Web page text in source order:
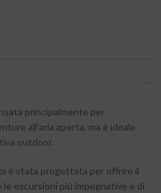
principalmente per
all’aria aperta, ma è ideale
outdoor.
è stata progettata per offrire il
escursioni più impegnative e di